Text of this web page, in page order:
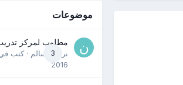
موضوعات
3
مطلوب لمركز
نرمين سالم · كتب
2016